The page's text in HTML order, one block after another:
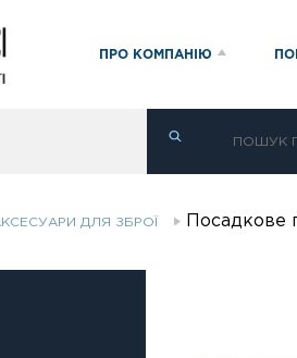
ПРО КОМПАНІЮ
ДЛЯ ЗБРОЇ Посадкове